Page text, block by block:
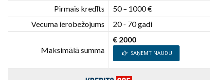
Pirmais kredīts
50 – 1000 €
Vecuma ierobežojums
20 - 70 gadi
Maksimālā summa
€ 2000
SAŅEMT NAUDU